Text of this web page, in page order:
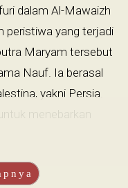
dalam Al-Mawaizh
peristiwa yang terjadi
Maryam tersebut
Nauf. Ia berasal
yakni Persia.
menebarkan